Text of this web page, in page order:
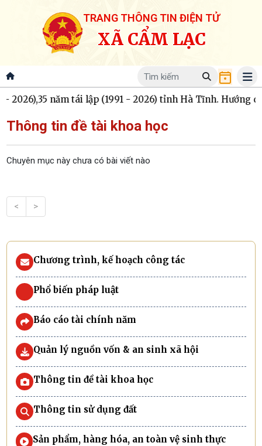
TRANG THÔNG TIN ĐIỆN TỬ
XÃ CẨM LẠC
năm tái lập (1991 - 2026) tỉnh Hà Tĩnh. Hướng
Thông tin đề tài khoa học
Chuyên mục này chưa có bài viết nào
< >
Chương trình, kế hoạch công tác
Phổ biến pháp luật
Báo cáo tài chính năm
Quản lý nguồn vốn & an sinh xã hội
Thông tin đề tài khoa học
Thông tin sử dụng đất
Sản phẩm, hàng hóa, an toàn vệ sinh thực